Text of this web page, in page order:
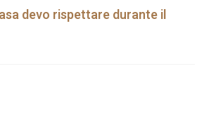
devo rispettare durante il